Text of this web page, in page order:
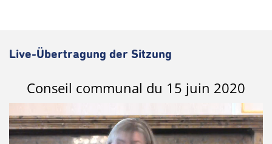
Live-Übertragung der Sitzung